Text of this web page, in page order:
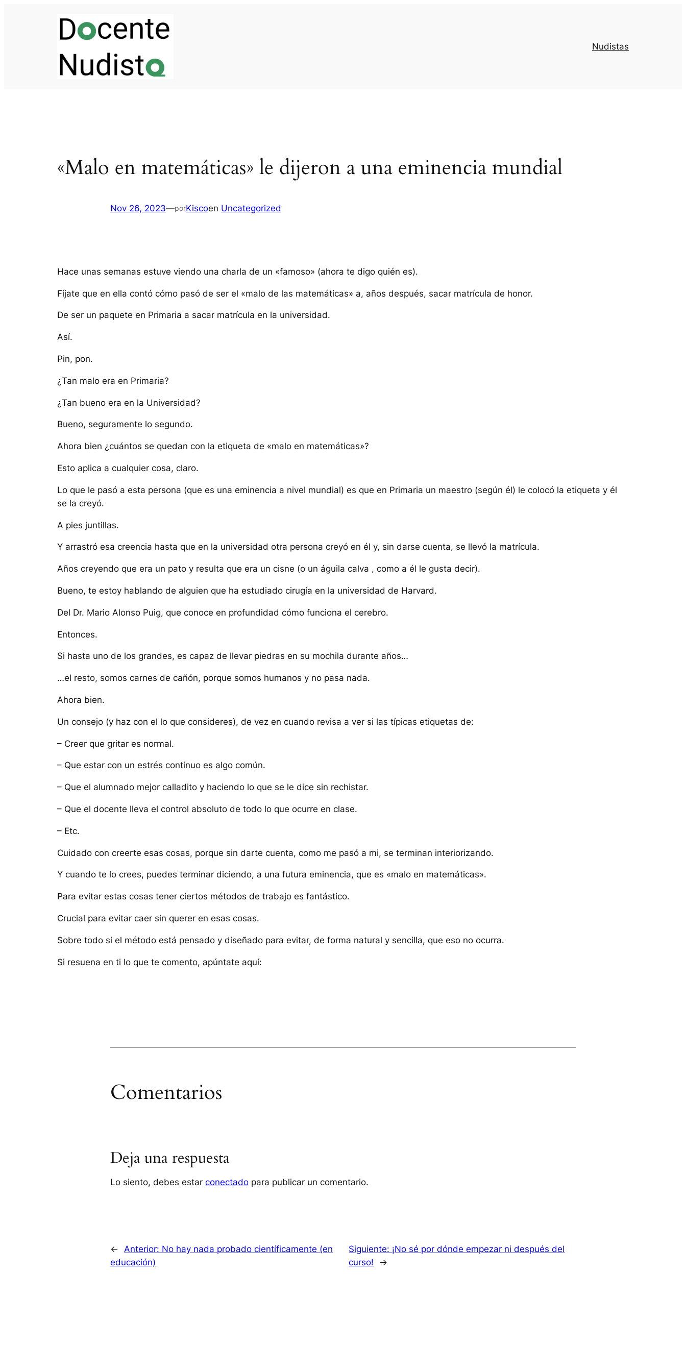
Nudistas
«Malo en matemáticas» le dijeron a una eminencia mundial
Nov 26, 2023—porKiscoen Uncategorized
Hace unas semanas estuve viendo una charla de un «famoso» (ahora te digo quién es).
Fíjate que en ella contó cómo pasó de ser el «malo de las matemáticas» a, años después, sacar matrícula de honor.
De ser un paquete en Primaria a sacar matrícula en la universidad.
Así.
Pin, pon.
¿Tan malo era en Primaria?
¿Tan bueno era en la Universidad?
Bueno, seguramente lo segundo.
Ahora bien ¿cuántos se quedan con la etiqueta de «malo en matemáticas»?
Esto aplica a cualquier cosa, claro.
Lo que le pasó a esta persona (que es una eminencia a nivel mundial) es que en Primaria un maestro (según él) le colocó la etiqueta y él
se la creyó.
A pies juntillas.
Y arrastró esa creencia hasta que en la universidad otra persona creyó en él y, sin darse cuenta, se llevó la matrícula.
Años creyendo que era un pato y resulta que era un cisne (o un águila calva , como a él le gusta decir).
Bueno, te estoy hablando de alguien que ha estudiado cirugía en la universidad de Harvard.
Del Dr. Mario Alonso Puig, que conoce en profundidad cómo funciona el cerebro.
Entonces.
Si hasta uno de los grandes, es capaz de llevar piedras en su mochila durante años…
…el resto, somos carnes de cañón, porque somos humanos y no pasa nada.
Ahora bien.
Un consejo (y haz con el lo que consideres), de vez en cuando revisa a ver si las típicas etiquetas de:
– Creer que gritar es normal.
– Que estar con un estrés continuo es algo común.
– Que el alumnado mejor calladito y haciendo lo que se le dice sin rechistar.
– Que el docente lleva el control absoluto de todo lo que ocurre en clase.
– Etc.
Cuidado con creerte esas cosas, porque sin darte cuenta, como me pasó a mi, se terminan interiorizando.
Y cuando te lo crees, puedes terminar diciendo, a una futura eminencia, que es «malo en matemáticas».
Para evitar estas cosas tener ciertos métodos de trabajo es fantástico.
Crucial para evitar caer sin querer en esas cosas.
Sobre todo si el método está pensado y diseñado para evitar, de forma natural y sencilla, que eso no ocurra.
Si resuena en ti lo que te comento, apúntate aquí:
Comentarios
Deja una respuesta
Lo siento, debes estar conectado para publicar un comentario.
← Anterior: No hay nada probado científicamente (en
educación)
Siguiente: ¡No sé por dónde empezar ni después del
curso!
→